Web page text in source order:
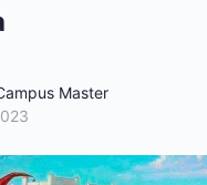
Master